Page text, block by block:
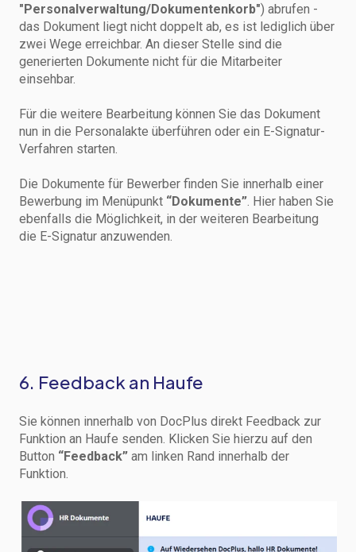
"Personalverwaltung/Dokumentenkorb") abrufen -
das Dokument liegt nicht doppelt ab, es ist lediglich über
zwei Wege erreichbar. An dieser Stelle sind die
generierten Dokumente nicht für die Mitarbeiter
einsehbar.
Für die weitere Bearbeitung können Sie das Dokument
nun in die Personalakte überführen oder ein E-Signatur-
Verfahren starten.
Die Dokumente für Bewerber finden Sie innerhalb einer
Bewerbung im Menüpunkt “Dokumente”. Hier haben Sie
ebenfalls die Möglichkeit, in der weiteren Bearbeitung
die E-Signatur anzuwenden.
6. Feedback an Haufe
Sie können innerhalb von DocPlus direkt Feedback zur
Funktion an Haufe senden. Klicken Sie hierzu auf den
Button “Feedback” am linken Rand innerhalb der
Funktion.